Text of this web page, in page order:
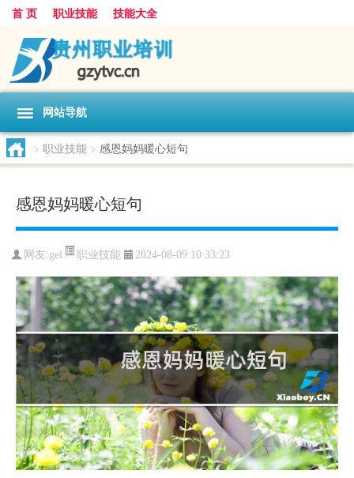
首 页 职业技能 技能大全
网站导航
> 职业技能 > 感恩妈妈暖心短句
感恩妈妈暖心短句
网友:gel 职业技能 2024-08-09 10:33:23